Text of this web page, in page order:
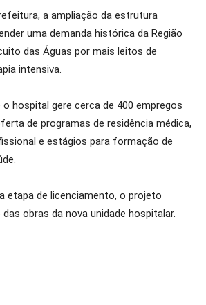
a ampliação da estrutura
uma demanda histórica da Região
das Águas por mais leitos de
intensiva.
hospital gere cerca de 400 empregos
de programas de residência médica,
e estágios para formação de
etapa de licenciamento, o projeto
obras da nova unidade hospitalar.